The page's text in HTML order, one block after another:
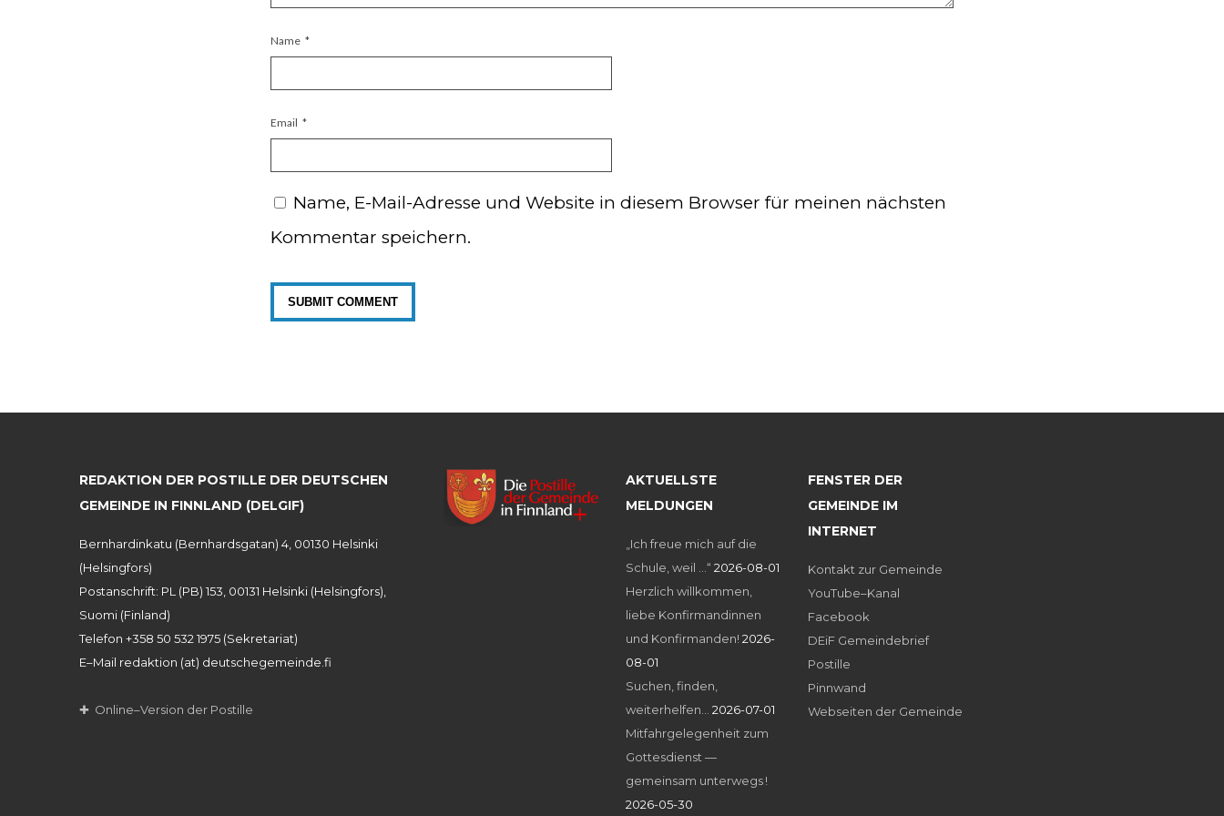
Name *
Email *
Name, E-Mail-Adresse und Website in diesem Browser für meinen nächsten
Kommentar speichern.
REDAKTION DER POSTILLE DER DEUTSCHEN
GEMEINDE IN FINNLAND (DELGIF)
Bernhardinkatu (Bernhardsgatan) 4, 00130 Helsinki
(Helsingfors)
Postanschrift: PL (PB) 153, 00131 Helsinki (Helsingfors),
Suomi (Finland)
Telefon +358 50 532 1975 (Sekretariat)
E–Mail redaktion (at) deutschegemeinde.fi
✚ Online–Version der Postille
AKTUELLSTE
MELDUNGEN
„Ich freue mich auf die
Schule, weil …“ 2026-08-01
Herzlich willkommen,
liebe Konfirmandinnen
und Konfirmanden! 2026-
08-01
Suchen, finden,
weiterhelfen…
2026-07-01
Mitfahrgelegenheit zum
Gottesdienst —
gemeinsam unterwegs !
2026-05-30
FENSTER DER
GEMEINDE IM
INTERNET
Kontakt zur Gemeinde
YouTube–Kanal
Facebook
DEiF Gemeindebrief
Postille
Pinnwand
Webseiten der Gemeinde